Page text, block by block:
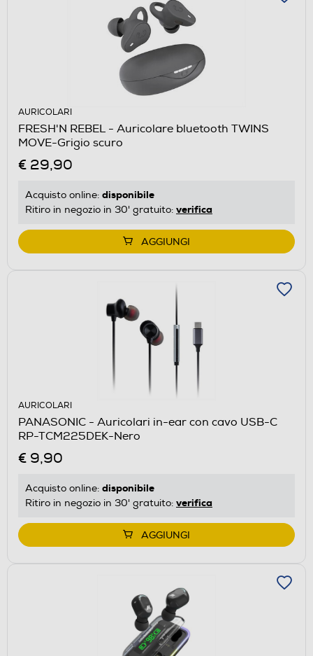
AURICOLARI
FRESH'N REBEL - Auricolare bluetooth TWINS
MOVE-Grigio scuro
€ 29,90
Acquisto online: disponibile
Ritiro in negozio in 30' gratuito: verifica
AGGIUNGI
AURICOLARI
PANASONIC - Auricolari in-ear con cavo USB-C
RP-TCM225DEK-Nero
€ 9,90
Acquisto online: disponibile
Ritiro in negozio in 30' gratuito: verifica
AGGIUNGI